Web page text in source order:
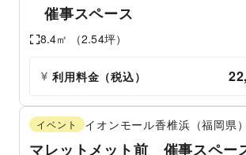
催事スペース
8.4㎡ （2.54坪）
利用料金（税込）
イベント イオンモール香椎浜（福岡県）
マレットメット前 催事スペー